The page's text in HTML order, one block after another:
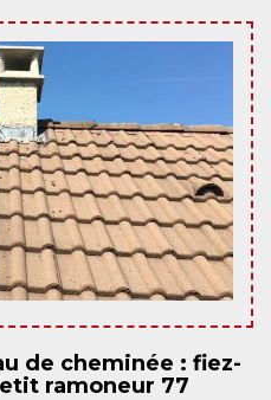
de cheminée : fiez-
ramoneur 77